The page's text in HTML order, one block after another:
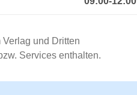
und Dritten
Services enthalten.